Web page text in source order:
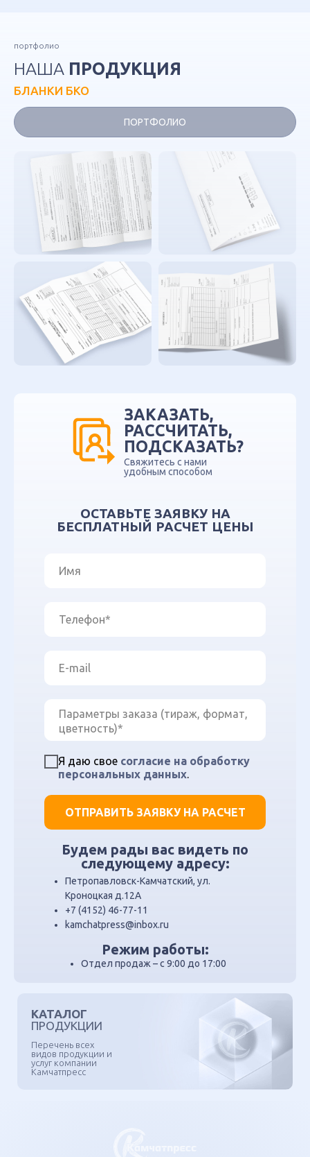
ПОРТФОЛИО
НАША ПРОДУКЦИЯ
портфолио
БЛАНКИ БКО
Я даю свое согласие на обработку
персональных данных.
ОТПРАВИТЬ ЗАЯВКУ НА РАСЧЕТ
ЗАКАЗАТЬ,
РАССЧИТАТЬ,
ПОДСКАЗАТЬ?
Свяжитесь с нами
удобным способом
Петропавловск-Камчатский, ул.
Кроноцкая д.12А
+7 (4152) 46-77-11
kamchatpress@inbox.ru
Будем рады вас видеть по
следующему адресу:
Отдел продаж – с 9:00 до 17:00
Режим работы:
ОСТАВЬТЕ ЗАЯВКУ НА
БЕСПЛАТНЫЙ РАСЧЕТ ЦЕНЫ
Перечень всех
видов продукции и
услуг компании
Камчатпресс
КАТАЛОГ
ПРОДУКЦИИ